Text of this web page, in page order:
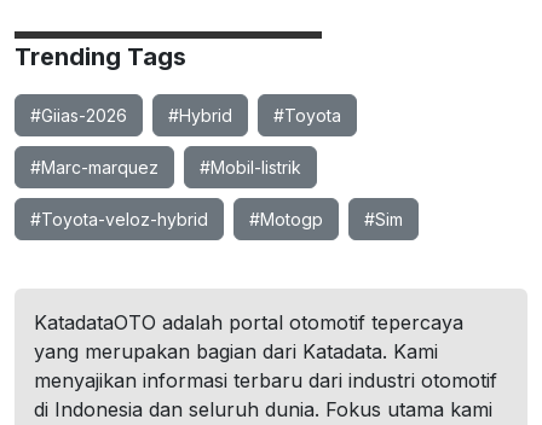
Trending Tags
#Giias-2026 #Hybrid #Toyota
#Marc-marquez #Mobil-listrik
#Toyota-veloz-hybrid #Motogp #Sim
KatadataOTO adalah portal otomotif tepercaya
yang merupakan bagian dari Katadata. Kami
menyajikan informasi terbaru dari industri otomotif
di Indonesia dan seluruh dunia. Fokus utama kami